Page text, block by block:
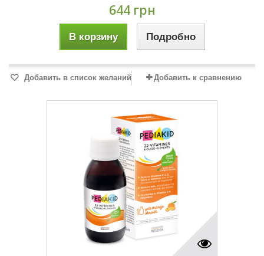
644 грн
В корзину Подробно
Добавить в список желаний Добавить к сравнению